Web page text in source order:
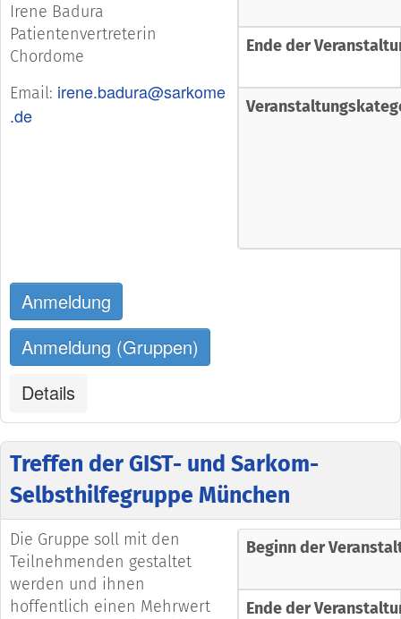
Irene Badura
Patientenvertreterin
Chordome
Email: irene.badura@sarkome
.de
Ende der
Anmeldung
Anmeldung (Gruppen)
Details
Treffen der GIST- und Sarkom-
Selbsthilfegruppe München
Die Gruppe soll mit den
Teilnehmenden gestaltet
werden und ihnen
hoffentlich einen Mehrwert
Beginn der
Ende der